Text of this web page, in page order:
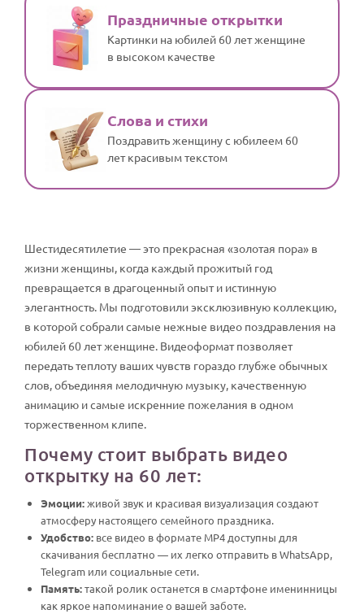
Праздничные открытки
Картинки на юбилей 60 лет женщине
в высоком качестве
Слова и стихи
Поздравить женщину с юбилеем 60
лет красивым текстом
Шестидесятилетие — это прекрасная «золотая пора» в
жизни женщины, когда каждый прожитый год
превращается в драгоценный опыт и истинную
элегантность. Мы подготовили эксклюзивную коллекцию,
в которой собрали самые нежные видео поздравления на
юбилей 60 лет женщине. Видеоформат позволяет
передать теплоту ваших чувств гораздо глубже обычных
слов, объединяя мелодичную музыку, качественную
анимацию и самые искренние пожелания в одном
торжественном клипе.
Почему стоит выбрать видео
открытку на 60 лет:
Эмоции:живой звук и красивая визуализация создают
атмосферу настоящего семейного праздника.
Удобство: все видео в формате MP4 доступны для
скачивания бесплатно — их легко отправить в WhatsApp,
Telegram или социальные сети.
Память:такой ролик останется в смартфоне именинницы
как яркое напоминание о вашей заботе.